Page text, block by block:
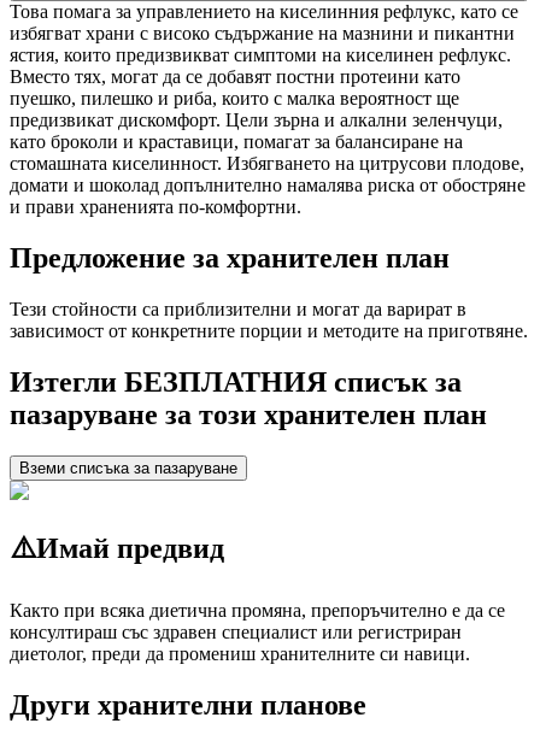
Това помага за управлението на киселинния рефлукс, като се
избягват храни с високо съдържание на мазнини и пикантни
ястия, които предизвикват симптоми на киселинен рефлукс.
Вместо тях, могат да се добавят постни протеини като
пуешко, пилешко и риба, които с малка вероятност ще
предизвикат дискомфорт. Цели зърна и алкални зеленчуци,
като броколи и краставици, помагат за балансиране на
стомашната киселинност. Избягването на цитрусови плодове,
домати и шоколад допълнително намалява риска от обостряне
и прави храненията по-комфортни.
Предложение за хранителен план
Тези стойности са приблизителни и могат да варират в
зависимост от конкретните порции и методите на приготвяне.
Изтегли БЕЗПЛАТНИЯ списък за
пазаруване за този хранителен план
Вземи списъка за пазаруване
⚠️Имай предвид
Както при всяка диетична промяна, препоръчително е да се
консултираш със здравен специалист или регистриран
диетолог, преди да промениш хранителните си навици.
Други хранителни планове